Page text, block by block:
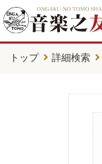
トップ 詳細検索